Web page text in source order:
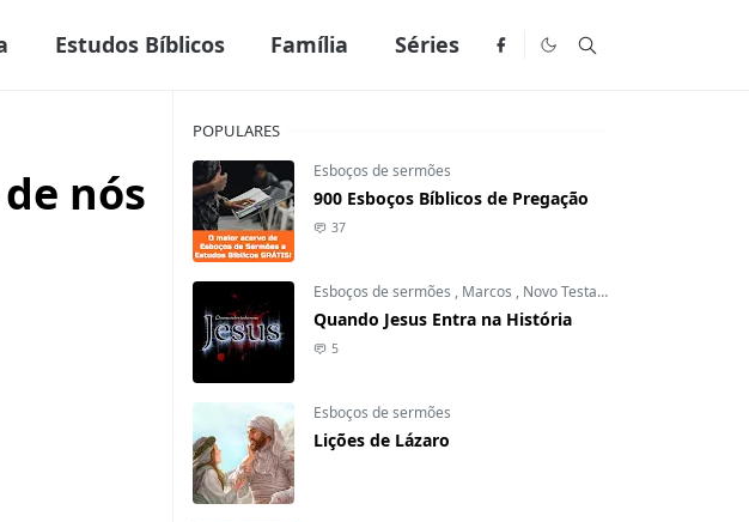
Estudos Bíblicos Família Séries
nós
POPULARES
Esboços de sermões
900 Esboços Bíblicos de Pregação
37
Esboços de sermões , Marcos , Novo Testamento
Quando Jesus Entra na História
5
Esboços de sermões
Lições de Lázaro